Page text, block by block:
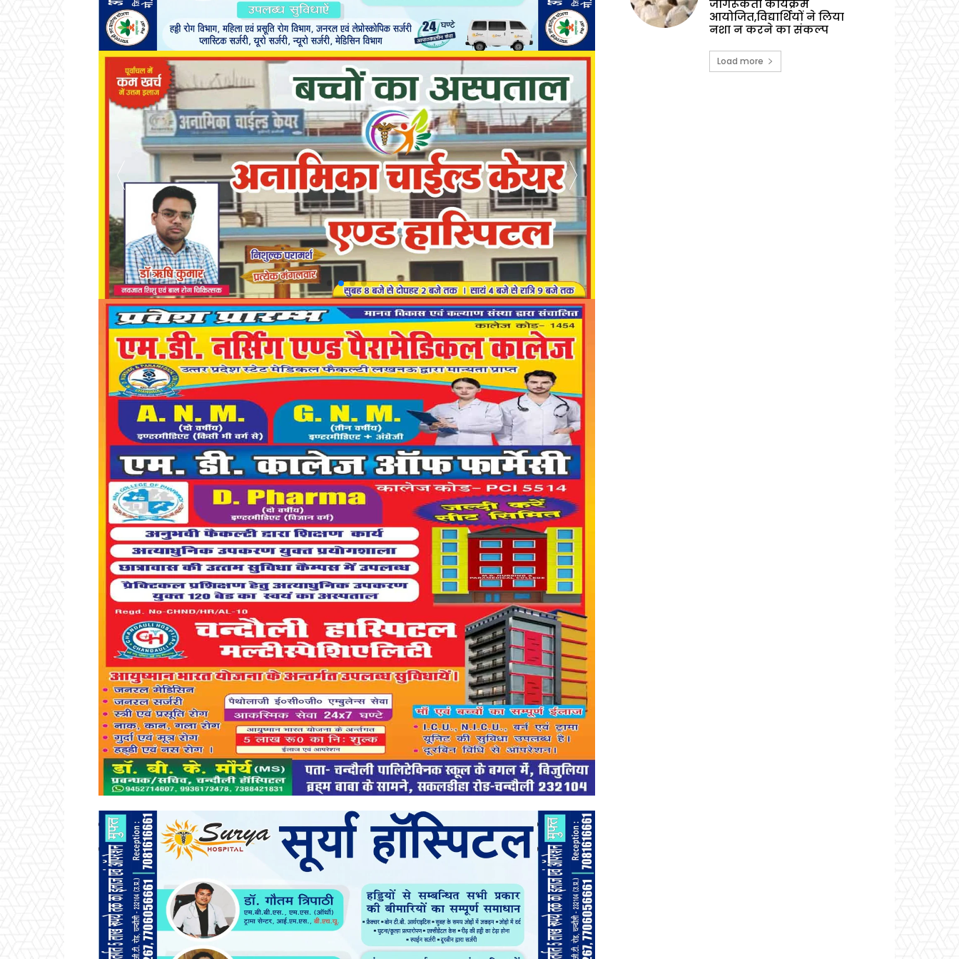
जागरूकता कार्यक्रम
आयोजित,विद्यार्थियों ने लिया
नशा न करने का संकल्प
Load more